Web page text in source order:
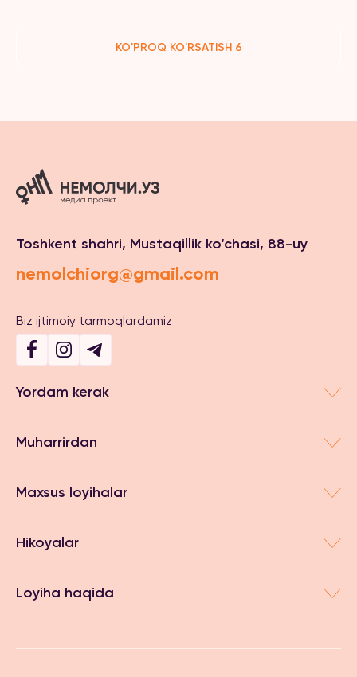
KO'PROQ KO'RSATISH 6
Toshkent shahri, Mustaqillik ko‘chasi, 88-uy
nemolchiorg@gmail.com
Biz ijtimoiy tarmoqlardamiz
Yordam kerak
Muharrirdan
Maxsus loyihalar
Hikoyalar
Loyiha haqida